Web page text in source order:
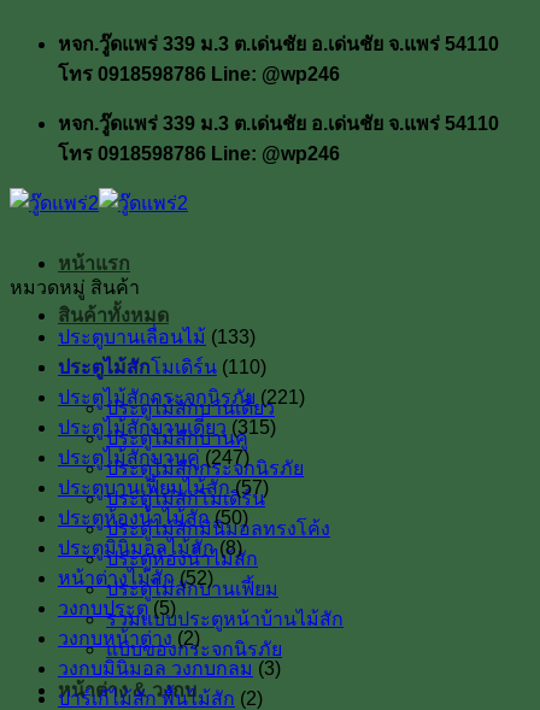
เนื้อหา
หจก.วู๊ดแพร่ 339 ม.3 ต.เด่นชัย อ.เด่นชัย จ.แพร่ 54110
โทร 0918598786 Line: @wp246
หจก.วู๊ดแพร่ 339 ม.3 ต.เด่นชัย อ.เด่นชัย จ.แพร่ 54110
โทร 0918598786 Line: @wp246
หน้าแรก
สินค้าทั้งหมด
ประตูไม้สัก
ประตูไม้สักบานเดี่ยว
ประตูไม้สักบานคู่
ประตูไม้สักกระจกนิรภัย
ประตูไม้สักโมเดิร์น
ประตูไม้สักมินิมอลทรงโค้ง
ประตูห้องน้ำไม้สัก
ประตูไม้สักบานเฟี้ยม
รวมแบบประตูหน้าบ้านไม้สัก
แบบของกระจกนิรภัย
หน้าต่าง & วงกบ
หมวดหมู่ สินค้า
ประตูบานเลื่อนไม้ (133)
ประตูไม้สักโมเดิร์น (110)
ประตูไม้สักกระจกนิรภัย (221)
ประตูไม้สักบานเดี่ยว (315)
ประตูไม้สักบานคู่ (247)
ประตูบานเฟี้ยมไม้สัก (57)
ประตูห้องน้ำไม้สัก (50)
ประตูมินิมอลไม้สัก (8)
หน้าต่างไม้สัก (52)
วงกบประตู (5)
วงกบหน้าต่าง (2)
วงกบมินิมอล วงกบกลม (3)
ปาร์เก้ไม้สัก พื้นไม้สัก (2)